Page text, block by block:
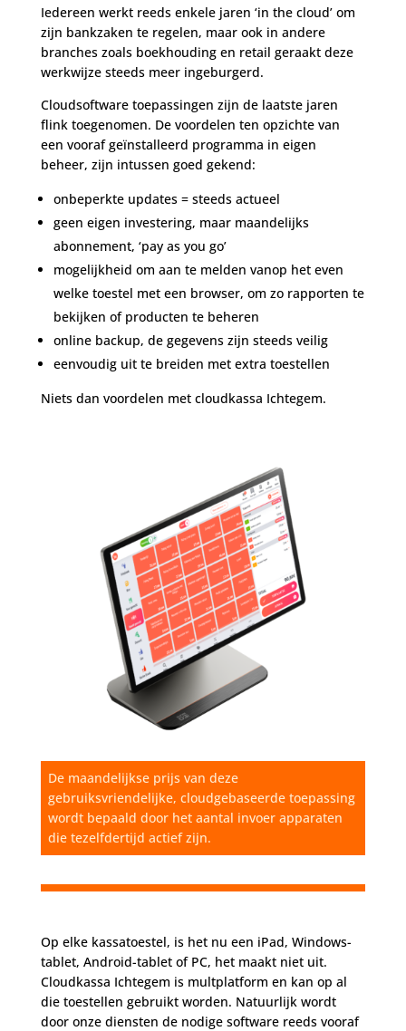
Iedereen werkt reeds enkele jaren ‘in the cloud’ om
zijn bankzaken te regelen, maar ook in andere
branches zoals boekhouding en retail geraakt deze
werkwijze steeds meer ingeburgerd.
Cloudsoftware toepassingen zijn de laatste jaren
flink toegenomen. De voordelen ten opzichte van
een vooraf geïnstalleerd programma in eigen
beheer, zijn intussen goed gekend:
onbeperkte updates = steeds actueel
geen eigen investering, maar maandelijks
abonnement, ‘pay as you go’
mogelijkheid om aan te melden vanop het even
welke toestel met een browser, om zo rapporten te
bekijken of producten te beheren
online backup, de gegevens zijn steeds veilig
eenvoudig uit te breiden met extra toestellen
Niets dan voordelen met cloudkassa Ichtegem.
De maandelijkse prijs van deze
gebruiksvriendelijke, cloudgebaseerde toepassing
wordt bepaald door het aantal invoer apparaten
die tezelfdertijd actief zijn.
Op elke kassatoestel, is het nu een iPad, Windows-
tablet, Android-tablet of PC, het maakt niet uit.
Cloudkassa Ichtegem is multplatform en kan op al
die toestellen gebruikt worden. Natuurlijk wordt
door onze diensten de nodige software reeds vooraf